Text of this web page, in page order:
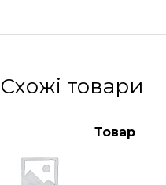
Схожі товари
Товар